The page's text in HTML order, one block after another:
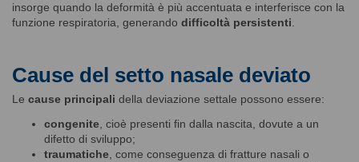
insorge quando la deformità è più accentuata e interferisce con la
funzione respiratoria, generando difficoltà persistenti
Cause del setto nasale deviato
Le cause principali della deviazione settale possono essere:
congenite , cioè presenti fin dalla nascita, dovute a un
difetto di sviluppo;
traumatiche , come conseguenza di fratture nasali o